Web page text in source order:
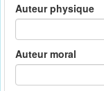
Auteur physique
Auteur moral